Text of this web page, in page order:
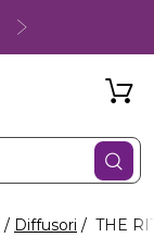
Diffusori THE